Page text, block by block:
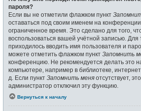
пароля?
Если вы не отметили флажком пункт
оставаться под своим именем на конференции
ограниченное время. Это сделано для того,
воспользоваться вашей учётной записью. Для
приходилось вводить имя пользователя и
можете отметить флажком пункт Запомнить
конференцию. Не рекомендуется делать это
компьютере, например в библиотеке,
д. Если пункт Запомнить меня отсутствует,
администратор отключил эту функцию.
Вернуться к началу